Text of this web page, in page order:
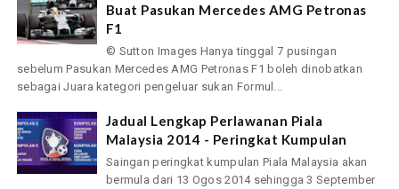
Buat Pasukan Mercedes AMG Petronas
F1
© Sutton Images Hanya tinggal 7 pusingan
sebelum Pasukan Mercedes AMG Petronas F1 boleh dinobatkan
sebagai Juara kategori pengeluar sukan Formul...
Jadual Lengkap Perlawanan Piala
Malaysia 2014 - Peringkat Kumpulan
Saingan peringkat kumpulan Piala Malaysia akan
bermula dari 13 Ogos 2014 sehingga 3 September